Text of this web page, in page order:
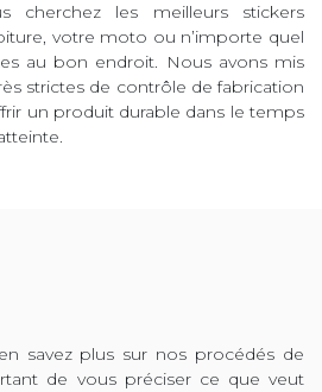
cherchez les meilleurs stickers
votre moto ou n’importe quel
au bon endroit. Nous avons mis
strictes de contrôle de fabrication
un produit durable dans le temps
savez plus sur nos procédés de
de vous préciser ce que veut